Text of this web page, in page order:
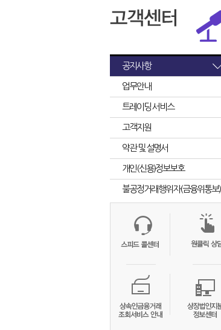
공지사항
업무안내
트레이딩 서비스
고객지원
약관 및 설명서
개인(신용)정보보호
불공정거래행위자(금융위통보)